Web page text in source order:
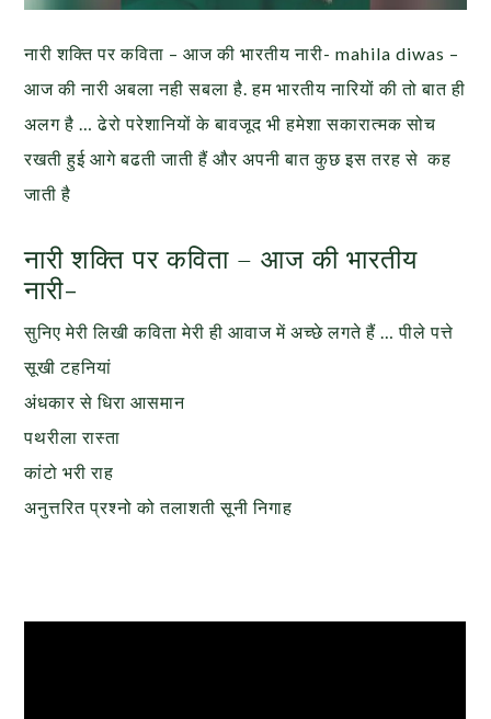
नारी शक्ति पर कविता – आज की भारतीय नारी- mahila diwas –
आज की नारी अबला नही सबला है. हम भारतीय नारियों की तो बात ही
अलग है … ढेरो परेशानियों के बावजूद भी हमेशा सकारात्मक सोच
रखती हुई आगे बढती जाती हैं और अपनी बात कुछ इस तरह से कह
जाती है
नारी शक्ति पर कविता – आज की भारतीय
नारी-
सुनिए मेरी लिखी कविता मेरी ही आवाज में अच्छे लगते हैं … पीले पत्ते
सूखी टहनियां
अंधकार से धिरा आसमान
पथरीला रास्ता
कांटो भरी राह
अनुत्तरित प्रश्नो को तलाशती सूनी निगाह